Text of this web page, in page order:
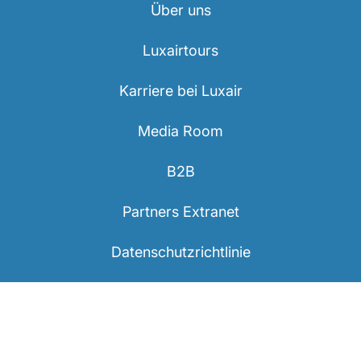
Über uns
Luxairtours
Karriere bei Luxair
Media Room
B2B
Partners Extranet
Datenschutzrichtlinie